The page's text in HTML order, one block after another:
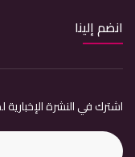
انضم إلينا
اشترك في النشرة الإخبارية